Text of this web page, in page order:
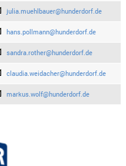
julia.muehlbauer@hunderdorf.de
hans.pollmann@hunderdorf.de
sandra.rother@hunderdorf.de
claudia.weidacher@hunderdorf.de
markus.wolf@hunderdorf.de